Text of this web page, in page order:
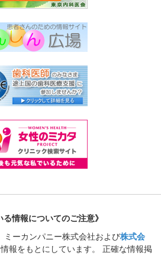
る情報についてのご注意》
ミーカンパニー株式会社および株式会
報をもとにしています。 正確な情報掲